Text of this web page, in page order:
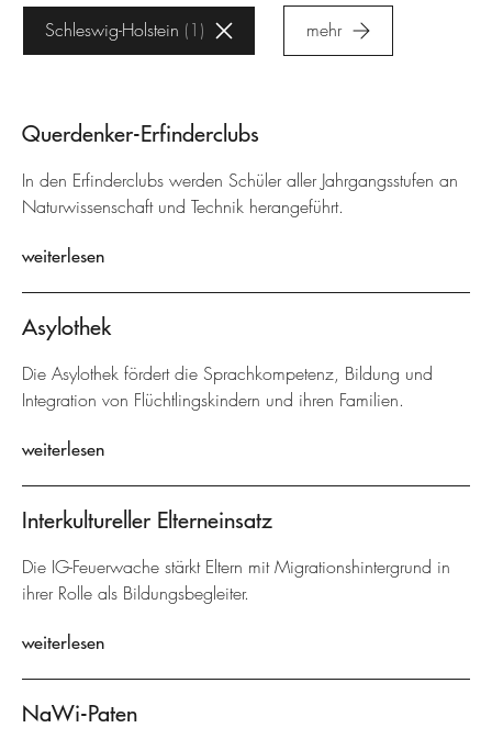
Schleswig-Holstein 1 mehr
Querdenker-Erfinderclubs
In den Erfinderclubs werden Schüler aller Jahrgangsstufen an
Naturwissenschaft und Technik herangeführt.
weiterlesen
Asylothek
Die Asylothek fördert die Sprachkompetenz, Bildung und
Integration von Flüchtlingskindern und ihren Familien.
weiterlesen
Interkultureller Elterneinsatz
Die IG-Feuerwache stärkt Eltern mit Migrationshintergrund in
ihrer Rolle als Bildungsbegleiter.
weiterlesen
NaWi-Paten